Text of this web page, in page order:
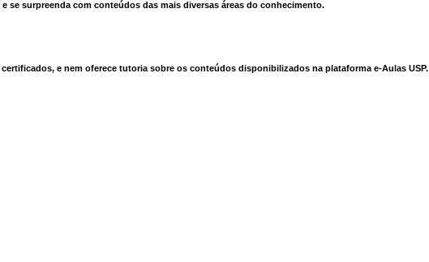
se surpreenda com conteúdos das mais diversas áreas do conhecimento.
e nem oferece tutoria sobre os conteúdos disponibilizados na plataforma e-Aulas USP.